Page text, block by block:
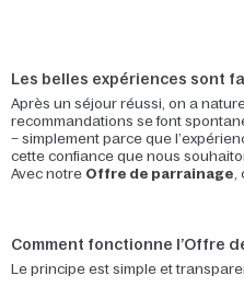
Les belles expériences sont
Après un séjour réussi, on a
recommandations se font
– simplement parce que
cette confiance que nous
Avec notre Offre de parrainage,
Comment fonctionne l’Offre
Le principe est simple et